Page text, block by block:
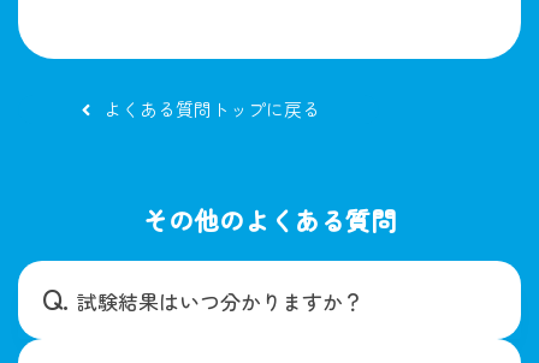
よくある質問トップに戻る
その他のよくある質問
試験結果はいつ分かりますか？